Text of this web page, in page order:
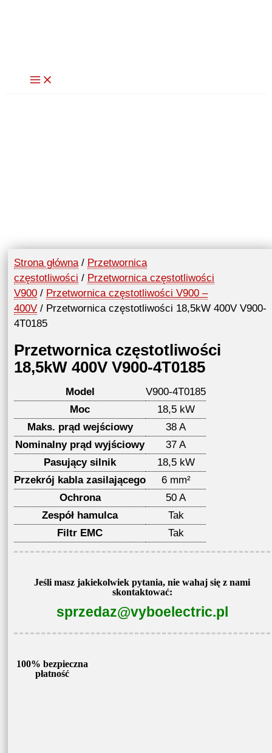
Strona główna/ Przetwornica
częstotliwości / Przetwornica częstotliwości
V900 / Przetwornica częstotliwości V900 –
400V / Przetwornica częstotliwości 18,5kW 400V V900-
4T0185
Przetwornica częstotliwości
18,5kW 400V V900-4T0185
Model
V900-4T0185
Moc
18,5 kW
Maks. prąd wejściowy
38 A
Nominalny prąd wyjściowy
37 A
Pasujący silnik
18,5 kW
Przekrój kabla zasilającego
6 mm²
Ochrona
50 A
Zespół hamulca
Tak
Filtr EMC
Tak
Jeśli masz jakiekolwiek pytania, nie wahaj się z nami
skontaktować:
sprzedaz@vyboelectric.pl
100% bezpieczna
płatność